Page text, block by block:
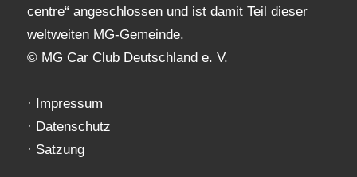
centre“ angeschlossen und ist damit Teil dieser
weltweiten MG-Gemeinde.
© MG Car Club Deutschland e. V.
· Impressum
· Datenschutz
· Satzung